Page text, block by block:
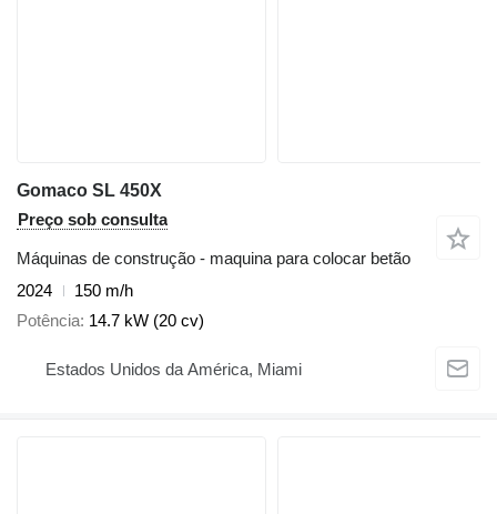
Gomaco SL 450X
Preço sob consulta
Máquinas de construção - maquina para colocar betão
2024
150 m/h
Potência 14.7 kW (20 cv)
Estados Unidos da América, Miami